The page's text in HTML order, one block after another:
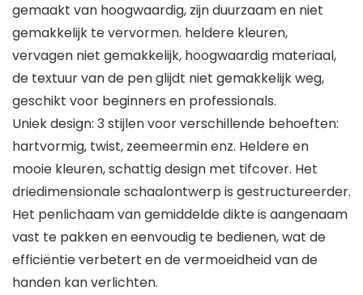
gemaakt van hoogwaardig, zijn duurzaam en niet
gemakkelijk te vervormen. heldere kleuren,
vervagen niet gemakkelijk, hoogwaardig materiaal,
de textuur van de pen glijdt niet gemakkelijk weg,
geschikt voor beginners en professionals.
Uniek design: 3 stijlen voor verschillende behoeften:
hartvormig, twist, zeemeermin enz. Heldere en
mooie kleuren, schattig design met tifcover. Het
driedimensionale schaalontwerp is gestructureerder.
Het penlichaam van gemiddelde dikte is aangenaam
vast te pakken en eenvoudig te bedienen, wat de
efficiëntie verbetert en de vermoeidheid van de
handen kan verlichten.